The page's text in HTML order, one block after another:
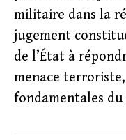
militaire dans la
jugement
de l’État à
menace
fondamentales